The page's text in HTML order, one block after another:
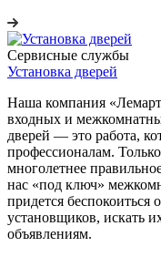
Сервисные службы
Установка дверей
Наша компания
входных и
дверей — это работа,
профессионалам.
многолетнее
нас «под ключ»
придется
установщиков, искать
объявлениям.